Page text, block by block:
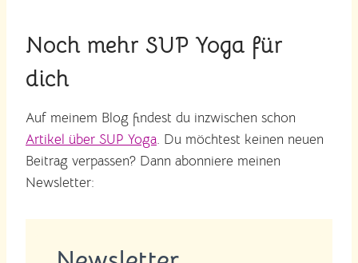
Noch mehr SUP Yoga für
dich
Auf meinem Blog findest du inzwischen schon
Artikel über SUP Yoga. Du möchtest keinen neuen
Beitrag verpassen? Dann abonniere meinen
Newsletter: